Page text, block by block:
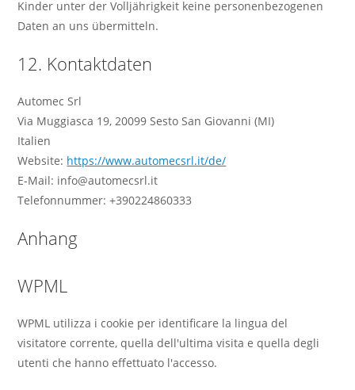
Kinder unter der Volljährigkeit keine personenbezogenen
Daten an uns übermitteln.
12. Kontaktdaten
Automec Srl
Via Muggiasca 19, 20099 Sesto San Giovanni (MI)
Italien
Website: https://www.automecsrl.it/de/
E-Mail: info@automecsrl.it
Telefonnummer: +390224860333
Anhang
WPML
WPML utilizza i cookie per identificare la lingua del
visitatore corrente, quella dell'ultima visita e quella degli
utenti che hanno effettuato l'accesso.